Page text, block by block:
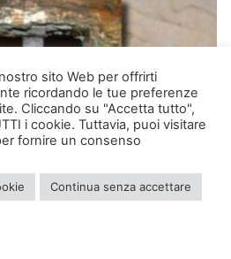
sito Web per offrirti
ricordando le tue preferenze
Cliccando su "Accetta tutto",
i cookie. Tuttavia, puoi visitare
fornire un consenso
Continua senza accettare